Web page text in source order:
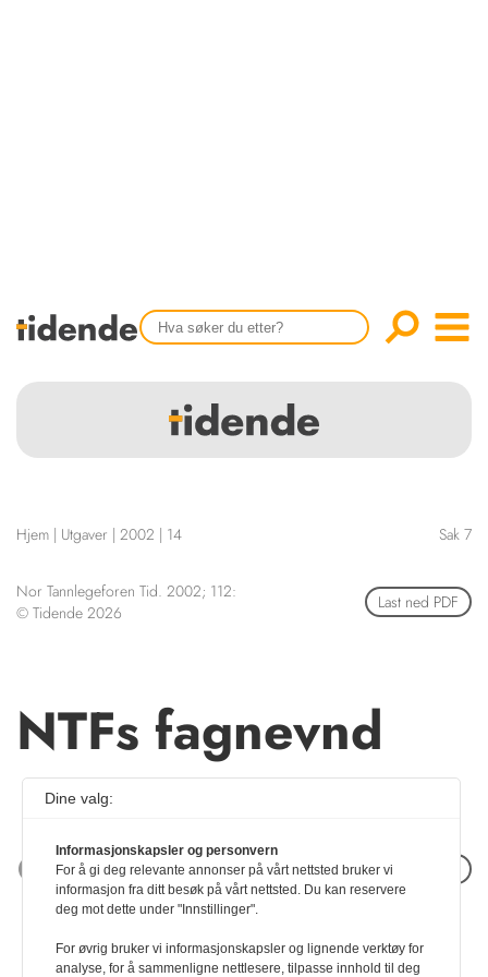
Tidligere utgaver
HENVISNINGER
KURSKALENDER
STILLINGER
FOR FORFATTERE
KONTAKT
Scientific articles
Publication and media
Hjem | Utgaver | 2002 | 14 Sak 7
Nor Tannlegeforen Tid. 2002; 112:
© Tidende 2026
Last ned PDF
NTFs fagnevnd
Neste artikkel
Dine valg:
Informasjonskapsler og personvern
For å gi deg relevante annonser på vårt nettsted bruker vi
informasjon fra ditt besøk på vårt nettsted. Du kan reservere
deg mot dette under "Innstillinger".
For øvrig bruker vi informasjonskapsler og lignende verktøy for
analyse, for å sammenligne nettlesere, tilpasse innhold til deg